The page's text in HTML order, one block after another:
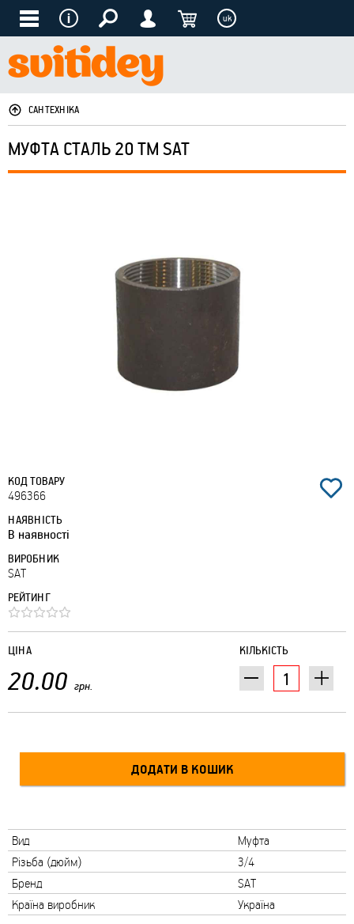
uk
САНТЕХНІКА
МУФТА СТАЛЬ 20 ТМ SAT
КОД ТОВАРУ
496366
НАЯВНІСТЬ
В наявності
ВИРОБНИК
SAT
РЕЙТИНГ
КІЛЬКІСТЬ
ЦІНА
20.00 грн.
Вид
Муфта
Різьба (дюйм)
3/4
Бренд
SAT
Країна виробник
Україна